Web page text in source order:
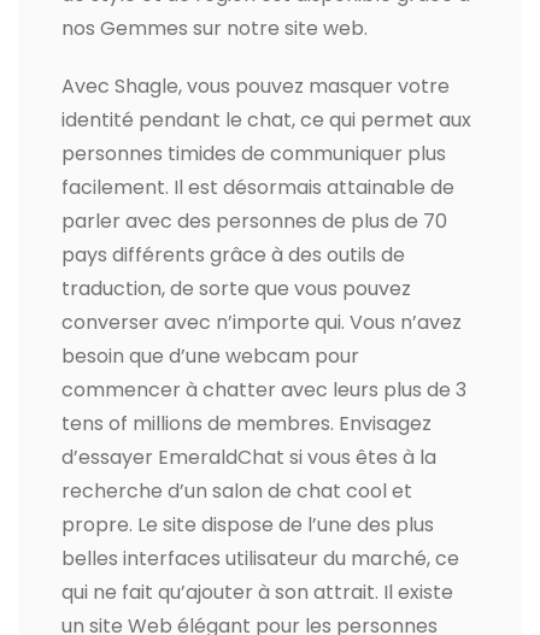
nos Gemmes sur notre site web.
Avec Shagle, vous pouvez masquer votre
identité pendant le chat, ce qui permet aux
personnes timides de communiquer plus
facilement. Il est désormais attainable de
parler avec des personnes de plus de 70
pays différents grâce à des outils de
traduction, de sorte que vous pouvez
converser avec n’importe qui. Vous n’avez
besoin que d’une webcam pour
commencer à chatter avec leurs plus de 3
tens of millions de membres. Envisagez
d’essayer EmeraldChat si vous êtes à la
recherche d’un salon de chat cool et
propre. Le site dispose de l’une des plus
belles interfaces utilisateur du marché, ce
qui ne fait qu’ajouter à son attrait. Il existe
un site Web élégant pour les personnes